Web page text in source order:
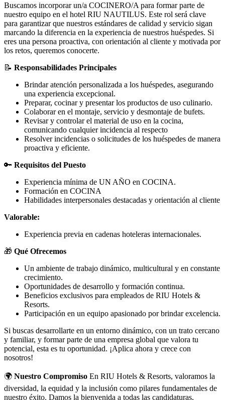
Buscamos incorporar un/a COCINERO/A para formar parte de
nuestro equipo en el hotel RIU NAUTILUS. Este rol será clave
para garantizar que nuestros estándares de calidad y servicio sigan
marcando la diferencia en la experiencia de nuestros huéspedes. Si
eres una persona proactiva, con orientación al cliente y motivada por
los retos, queremos conocerte.
📝 Responsabilidades Principales
Brindar atención personalizada a los huéspedes, asegurando
una experiencia excepcional.
Preparar, cocinar y presentar los productos de uso culinario.
Colaborar en el montaje, servicio y desmontaje de bufets.
Revisar y controlar el material de uso en la cocina,
comunicando cualquier incidencia al respecto
Resolver incidencias o solicitudes de los huéspedes de manera
proactiva y eficiente.
🔑 Requisitos del Puesto
Experiencia mínima de UN AÑO en COCINA.
Formación en COCINA
Habilidades interpersonales destacadas y orientación al cliente
Valorable:
Experiencia previa en cadenas hoteleras internacionales.
🎁 Qué Ofrecemos
Un ambiente de trabajo dinámico, multicultural y en constante
crecimiento.
Oportunidades de desarrollo y formación continua.
Beneficios exclusivos para empleados de RIU Hotels &
Resorts.
Participación en un equipo apasionado por brindar excelencia.
Si buscas desarrollarte en un entorno dinámico, con un trato cercano
y familiar, y formar parte de una empresa global que valora tu
potencial, esta es tu oportunidad. ¡Aplica ahora y crece con
nosotros!
🌍 Nuestro Compromiso En RIU Hotels & Resorts, valoramos la
diversidad, la equidad y la inclusión como pilares fundamentales de
nuestro éxito. Damos la bienvenida a todas las candidaturas,